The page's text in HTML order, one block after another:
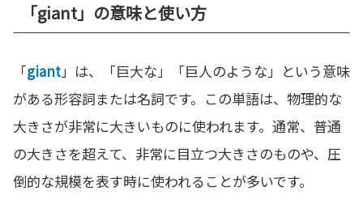
「giant」の意味と使い方
「giant」は、「巨大な」「巨人のような」という意味
がある形容詞または名詞です。この単語は、物理的な
大きさが非常に大きいものに使われます。通常、普通
の大きさを超えて、非常に目立つ大きさのものや、圧
倒的な規模を表す時に使われることが多いです。